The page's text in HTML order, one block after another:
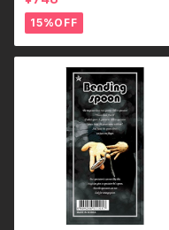
15%OFF